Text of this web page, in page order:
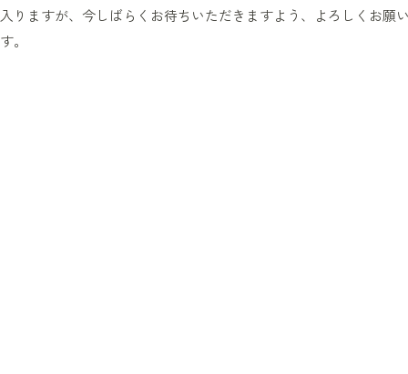
りますが、今しばらくお待ちいただき ますよう、よろしくお願
。